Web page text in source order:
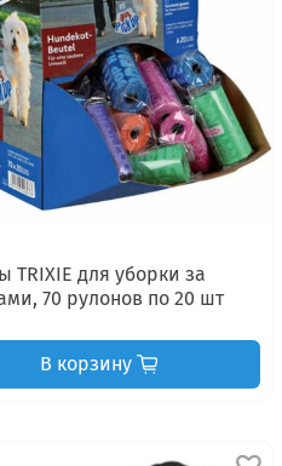
TRIXIE для уборки за
70 рулонов по 20 шт
В корзину